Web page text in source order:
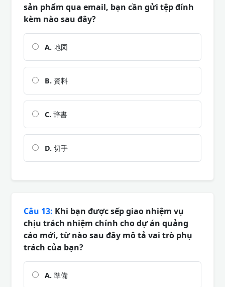
sản phẩm qua email, bạn cần gửi tệp đính
kèm nào sau đây?
A. 地図
B. 資料
C. 辞書
D. 切手
Câu 13: Khi bạn được sếp giao nhiệm vụ
chịu trách nhiệm chính cho dự án quảng
cáo mới, từ nào sau đây mô tả vai trò phụ
trách của bạn?
A. 準備